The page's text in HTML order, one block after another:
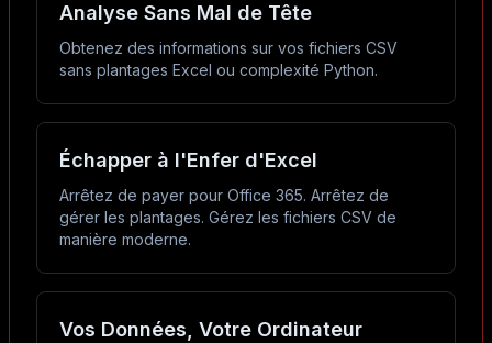
Analyse Sans Mal de Tête
Obtenez des informations sur vos fichiers CSV
sans plantages Excel ou complexité Python.
Échapper à l'Enfer d'Excel
Arrêtez de payer pour Office 365. Arrêtez de
gérer les plantages. Gérez les fichiers CSV de
manière moderne.
Vos Données, Votre Ordinateur